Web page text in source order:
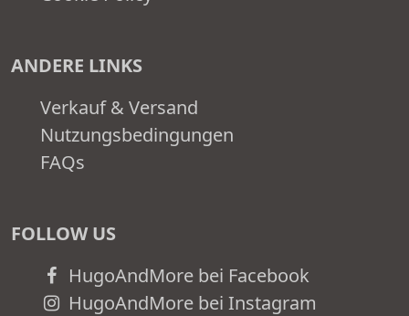
ANDERE LINKS
Verkauf & Versand
Nutzungsbedingungen
FAQs
FOLLOW US
HugoAndMore bei Facebook
HugoAndMore bei Instagram